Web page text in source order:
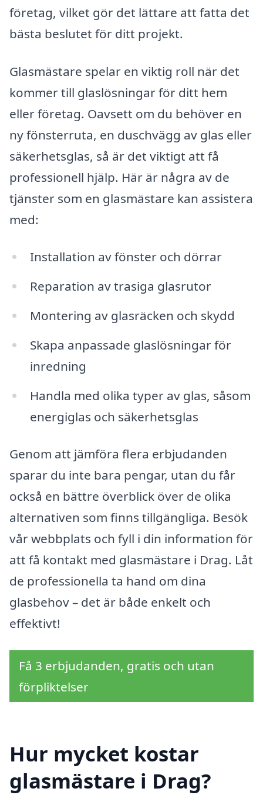
företag, vilket gör det lättare att fatta det
bästa beslutet för ditt projekt.
Glasmästare spelar en viktig roll när det
kommer till glaslösningar för ditt hem
eller företag. Oavsett om du behöver en
ny fönsterruta, en duschvägg av glas eller
säkerhetsglas, så är det viktigt att få
professionell hjälp. Här är några av de
tjänster som en glasmästare kan assistera
med:
Installation av fönster och dörrar
Reparation av trasiga glasrutor
Montering av glasräcken och skydd
Skapa anpassade glaslösningar för
inredning
Handla med olika typer av glas, såsom
energiglas och säkerhetsglas
Genom att jämföra flera erbjudanden
sparar du inte bara pengar, utan du får
också en bättre överblick över de olika
alternativen som finns tillgängliga. Besök
vår webbplats och fyll i din information för
att få kontakt med glasmästare i Drag. Låt
de professionella ta hand om dina
glasbehov – det är både enkelt och
effektivt!
Få 3 erbjudanden, gratis och utan
förpliktelser
Hur mycket kostar
glasmästare i Drag?